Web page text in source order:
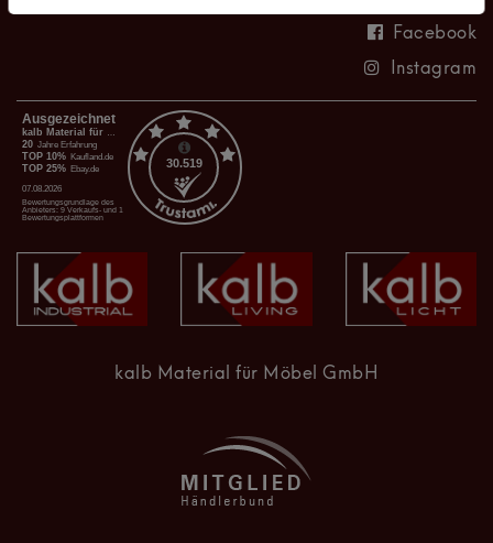
Facebook
Instagram
kalb Material für Möbel GmbH